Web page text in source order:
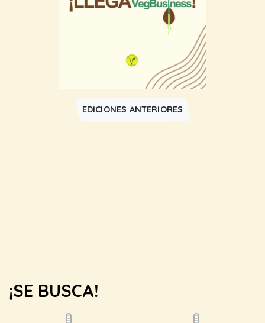
EDICIONES ANTERIORES
¡SE BUSCA!